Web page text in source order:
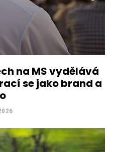
na MS vydělává
se jako brand a